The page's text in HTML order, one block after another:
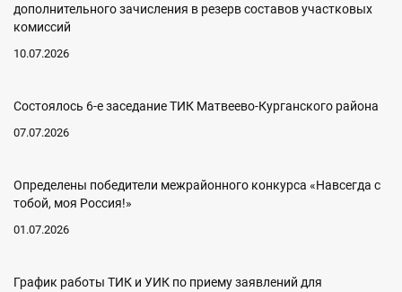
дополнительного зачисления в резерв составов участковых
комиссий
10.07.2026
Состоялось 6-е заседание ТИК Матвеево-Курганского района
07.07.2026
Определены победители межрайонного конкурса «Навсегда с
тобой, моя Россия!»
01.07.2026
График работы ТИК и УИК по приему заявлений для